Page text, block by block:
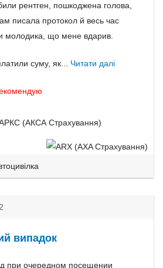
рентген, пошкоджена голова,
писала протокол й весь час
молодика, що мене вдарив.
суму, як... Читати далі
(АКСА Страхування)
випадок
при очередном посещении